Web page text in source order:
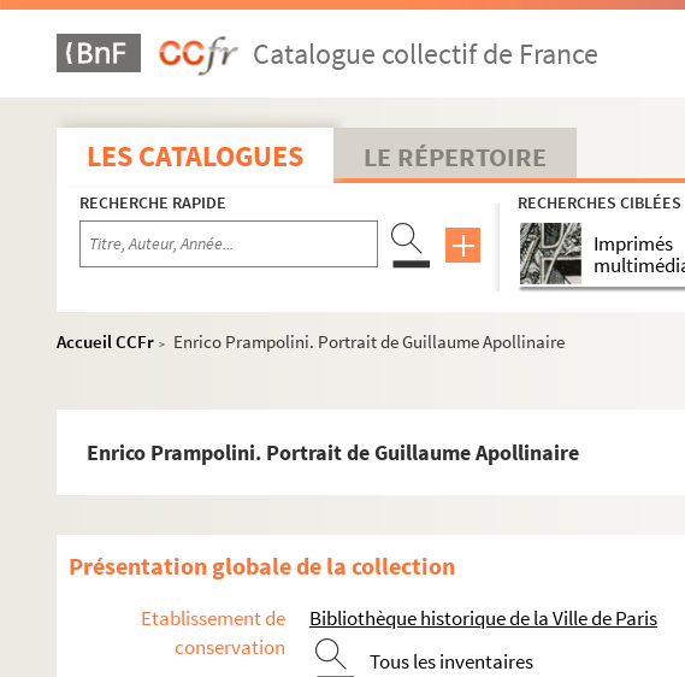
Catalogue collectif de France
LES CATALOGUES LE RÉPERTOIRE
RECHERCHE RAPIDE RECHERCHES CIBLÉES
Imprimés
Accueil CCFr >
Enrico Prampolini. Portrait de Guillaume Apollinaire
Enrico Prampolini. Portrait de Guillaume Apollinaire
Présentation globale de la collection
Etablissement de
conservation
Bibliothèque historique de la Ville de Paris
Tous les inventaires
8-MS-FS-17-0779. Gen Paul. Portrait de Guillaume Apollinaire
8-MS-FS-17-0789. Henri Geoffroy. Portrait de Guillaume Apollinaire
4-MS-FS-17-1417. Paul Guillaume. Portrait de Guillaume
8-MS-FS-17-0792. Léon Guillot de Saix. Portrait de Guillaume
4-MS-FS-17-1418. Maurice Henry. Portrait de Guillaume Apollinaire
4-MS-FS-17-1419. Jean Hugo. Portrait de Guillaume Apollinaire
4-MS-FS-17-1420. Max Jacob. Portraits de Guillaume Apollinaire
8-MS-FS-17-0791. Roger de La Fresnaye. Portrait de Guillaume
4-MS-FS-17-1423. Michel Larionov. Portraits de Guillaume
4-MS-FS-17-1425. Louis Marcoussis. Portraits de Guillaume
4-MS-FS-17-1426. Henri Matisse. Portraits de Guillaume Apollinaire